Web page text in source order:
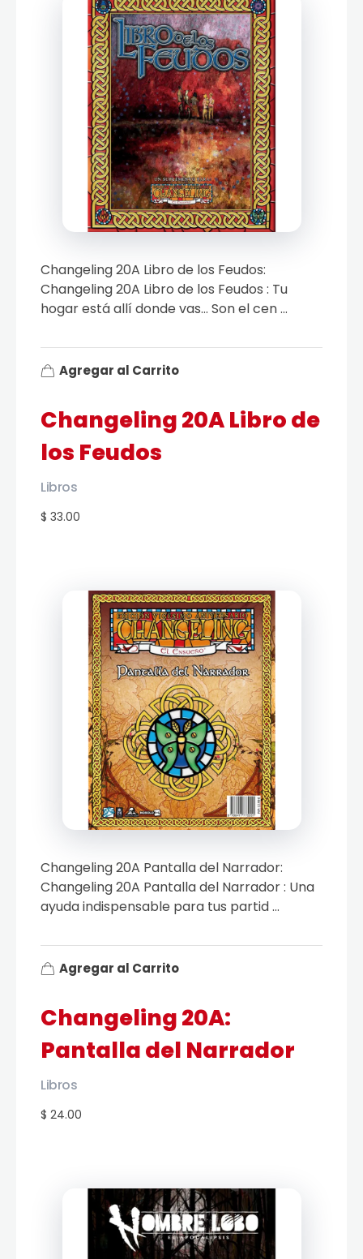
Changeling 20A Libro de
los Feudos
$ 33.00
Libros
Changeling 20A Libro de los Feudos:
Changeling 20A Libro de los Feudos : Tu
hogar está allí donde vas… Son el cen ...
Agregar al Carrito
Changeling 20A:
Pantalla del Narrador
$ 24.00
Libros
Changeling 20A Pantalla del Narrador:
Changeling 20A Pantalla del Narrador : Una
ayuda indispensable para tus partid ...
Agregar al Carrito